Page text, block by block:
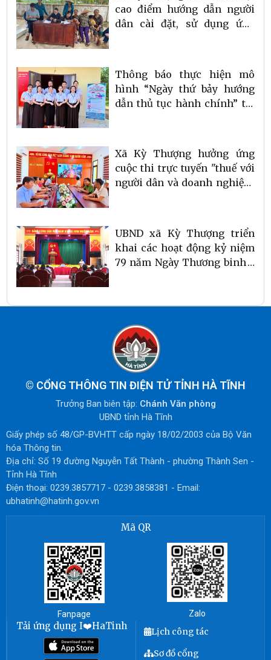
cao điểm hướng dẫn người
dân cài đặt, sử dụng ứng
Thông báo thực hiện mô
hình “Ngày thứ bảy hướng
dẫn thủ tục hành chính” tại
Xã Kỳ Thượng hưởng ứng
cuộc thi trực tuyến "thuế với
người dân và doanh nghiệp"
UBND xã Kỳ Thượng triển
khai các hoạt động kỷ niệm
79 năm Ngày Thương binh -
© CỔNG THÔNG TIN ĐIỆN TỬ TỈNH HÀ TĨNH
Trưởng Ban biên tập: Chánh Văn phòng
UBND tỉnh Hà Tĩnh
Giấy phép số 48/GP-BVHTT cấp ngày 18/02/2003 của Bộ Văn
hóa Thông tin.
Địa chỉ: Số 19 đường Nguyễn Tất Thành - phường Thành Sen -
Tỉnh Hà Tĩnh
Điện thoại: 0239.3857717 - 0239.3858381 - Email:
ubhatinh@hatinh.gov.vn
Mã QR
Fanpage Zalo
Tải ứng dụng I❤️HaTinh
Lịch công tác
Sơ đồ cổng